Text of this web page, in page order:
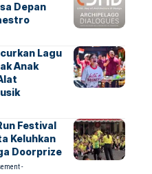
Depan
Lagu
Anak
Festival
Keluhkan
Doorprize
-